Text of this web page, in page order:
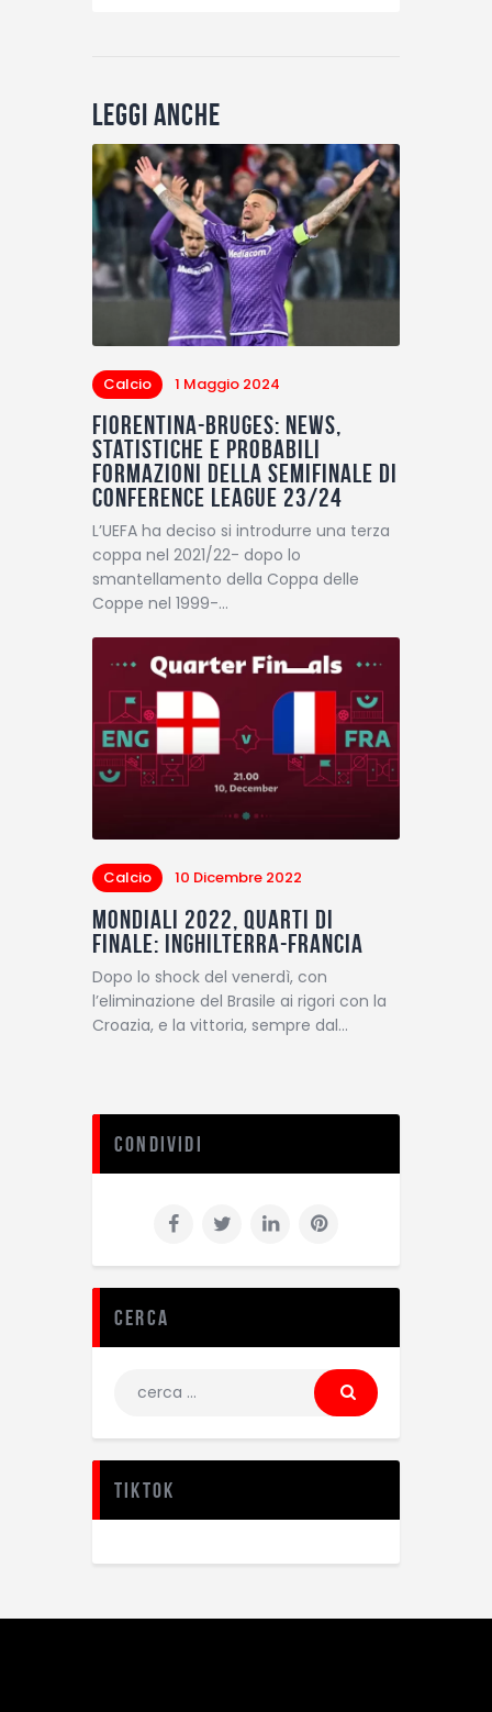
Leggi anche
Calcio 1 Maggio 2024
Fiorentina-Bruges: news,
statistiche e probabili
formazioni della semifinale di
Conference League 23/24
L’UEFA ha deciso si introdurre una terza
coppa nel 2021/22- dopo lo
smantellamento della Coppa delle
Coppe nel 1999-…
Calcio 10 Dicembre 2022
Mondiali 2022, quarti di
finale: Inghilterra-Francia
Dopo lo shock del venerdì, con
l’eliminazione del Brasile ai rigori con la
Croazia, e la vittoria, sempre dal…
Condividi
Cerca
TikTok